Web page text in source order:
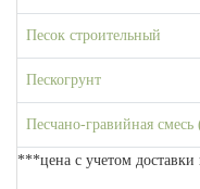
Песок строительный
Пескогрунт
Песчано-гравийная
***цена с учетом доставки